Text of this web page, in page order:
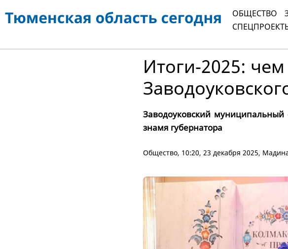
ОБЩЕСТВО
Итоги‑2025:
Заводоуковский
знамя губернатора
Общество, 10:20, 23 декабря 2025,